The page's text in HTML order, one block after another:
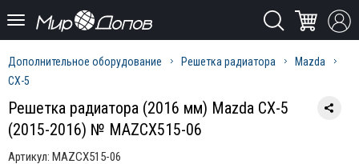
Дополнительное оборудование Решетка радиатора
Mazda
CX-5
Решетка радиатора (2016 мм) Mazda CX-5
(2015-2016) № MAZCX515-06
Артикул: MAZCX515-06